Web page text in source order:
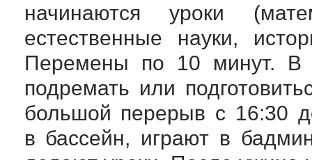
начинаются уроки
естественные науки,
Перемены по 10 минут. В
подремать или
большой перерыв с 16:30
в бассейн, играют в